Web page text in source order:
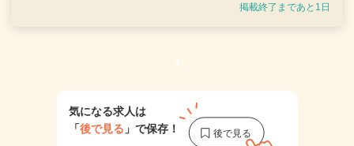
掲載終了まであと1日
1
気になる求人は
「後で見る 」で保存！